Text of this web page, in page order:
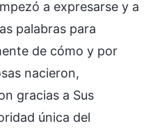
a expresarse y a
palabras para
de cómo y por
nacieron,
gracias a Sus
única del